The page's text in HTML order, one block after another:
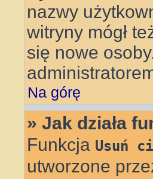
nazwy
witryny mógł
się nowe
Na górę
» Jak działa
Funkcja Usuń
utworzone